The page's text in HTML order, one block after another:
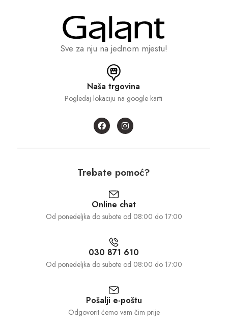
Sve za nju na jednom mjestu!
Naša trgovina
Pogledaj lokaciju na google karti
Trebate pomoć?
Online chat
Od ponedeljka do subote od 08:00 do 17:00
030 871 610
Od ponedeljka do subote od 08:00 do 17:00
Pošalji e-poštu
Odgovorit ćemo vam čim prije